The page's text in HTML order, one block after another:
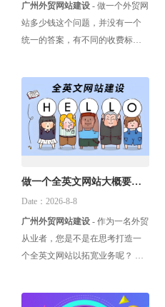
广州外贸网站建设 - 做一个外贸网
站多少钱这个问题，并没有一个
统一的答案，有不同的收费标
建站公司不同，报价上也是存在
一些差距的，那么今天三行网络
就来带大家一起了解一下，外贸
建站大概多少钱。 一、网站服务
择，是影响费用的重要因素之
为外贸网站来说，需要购买国外
服务器，可以保证网站在国外的
打开速度，并且对谷歌优化更有
供商的
做一个全英文网站大概要多
少钱 - 3000元
Date：2026-8-8
广州外贸网站建设 - 作为一名外贸
从业者，您是不是在思考打造一
个全英文网站以拓宽业务呢？ 确